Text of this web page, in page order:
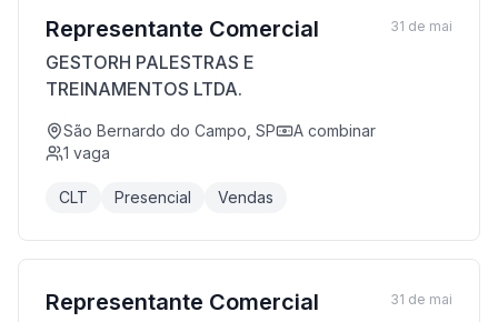
Representante Comercial
GESTORH PALESTRAS E
TREINAMENTOS LTDA.
São Bernardo do Campo, SP
A combinar
1 vaga
CLT Presencial Vendas
31 de mai
Representante Comercial 31 de mai